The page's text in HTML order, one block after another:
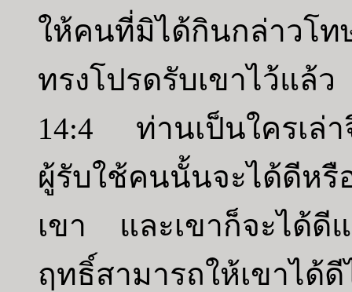
ให้คนที่มิได้กินกล่าวโท
ทรงโปรดรับเขาไว้แล้ว
14:4 ท่านเป็นใครเล่
ผู้รับใช้คนนั้นจะได้ดีห
เขา และเขาก็จะได้ดี
ฤทธิ์สามารถให้เขาได้ดี